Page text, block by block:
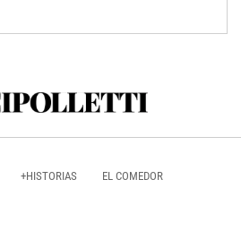
+HISTORIAS EL COMEDOR